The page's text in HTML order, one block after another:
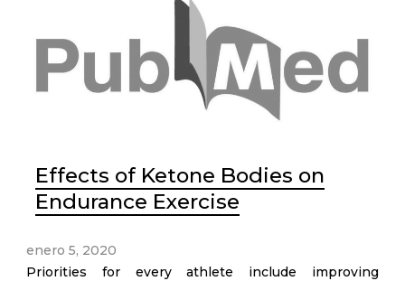
Effects of Ketone Bodies on
Endurance Exercise
enero 5, 2020
Priorities for every athlete include improving